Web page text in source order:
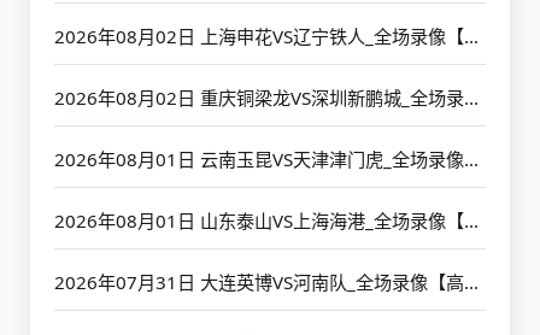
2026年08月02日 上海申花VS辽宁铁人_全场录像【高清回放】
2026年08月02日 重庆铜梁龙VS深圳新鹏城_全场录像【高清回放】
2026年08月01日 云南玉昆VS天津津门虎_全场录像【高清回放】
2026年08月01日 山东泰山VS上海海港_全场录像【高清回放】
2026年07月31日 大连英博VS河南队_全场录像【高清回放】